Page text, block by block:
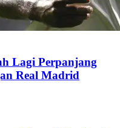
Lagi Perpanjang
Real Madrid